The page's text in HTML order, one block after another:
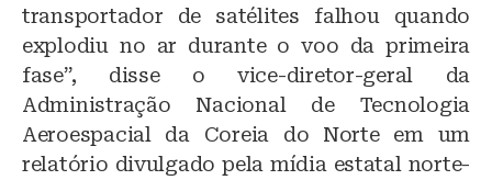
transportador de satélites falhou quando
explodiu no ar durante o voo da primeira
fase”, disse o vice-diretor-geral da
Administração Nacional de Tecnologia
Aeroespacial da Coreia do Norte em um
relatório divulgado pela mídia estatal norte-